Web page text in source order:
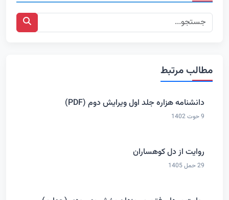
مطالب مرتبط
دانشنامه هزاره جلد اول ویرایش دوم (PDF)
9 حوت 1402
روایت از دل کوهساران
29 حمل 1405